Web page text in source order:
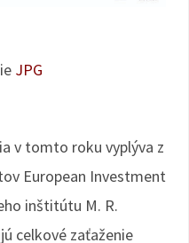
JPG
v tomto roku vyplýva z
European Investment
inštitútu M. R.
celkové zaťaženie